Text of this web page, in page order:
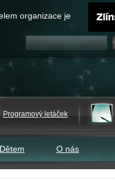
organizace je
Programový letáček
Dětem O nás